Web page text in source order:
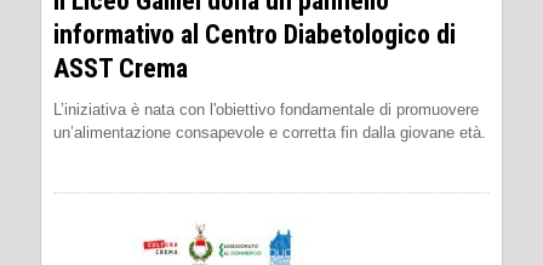
informativo al Centro Diabetologico di
ASST Crema
L’iniziativa è nata con l'obiettivo fondamentale di promuovere
un’alimentazione consapevole e corretta fin dalla giovane età.